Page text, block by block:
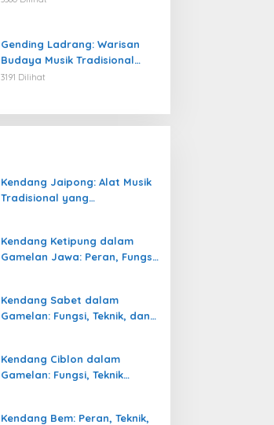
Gending Ladrang: Warisan
Budaya Musik Tradisional
Jawa yang Abadi
3191 Dilihat
Kendang Jaipong: Alat Musik
Tradisional yang
Kendang Ketipung dalam
Gamelan Jawa: Peran, Fungsi,
Kendang Sabet dalam
Gamelan: Fungsi, Teknik, dan
Kendang Ciblon dalam
Gamelan: Fungsi, Teknik
Kendang Bem: Peran, Teknik,